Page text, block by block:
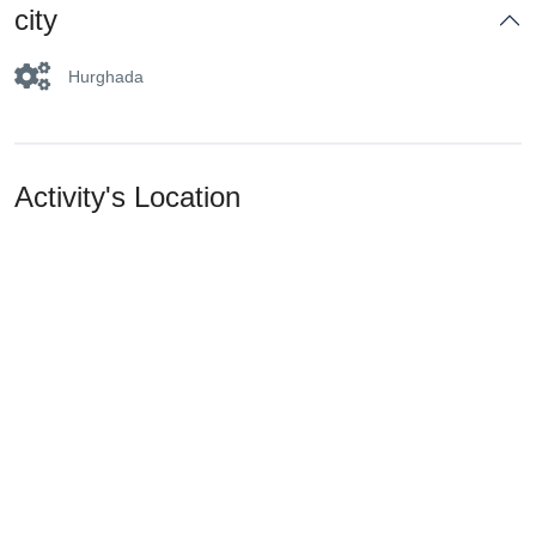
city
Hurghada
Activity's Location